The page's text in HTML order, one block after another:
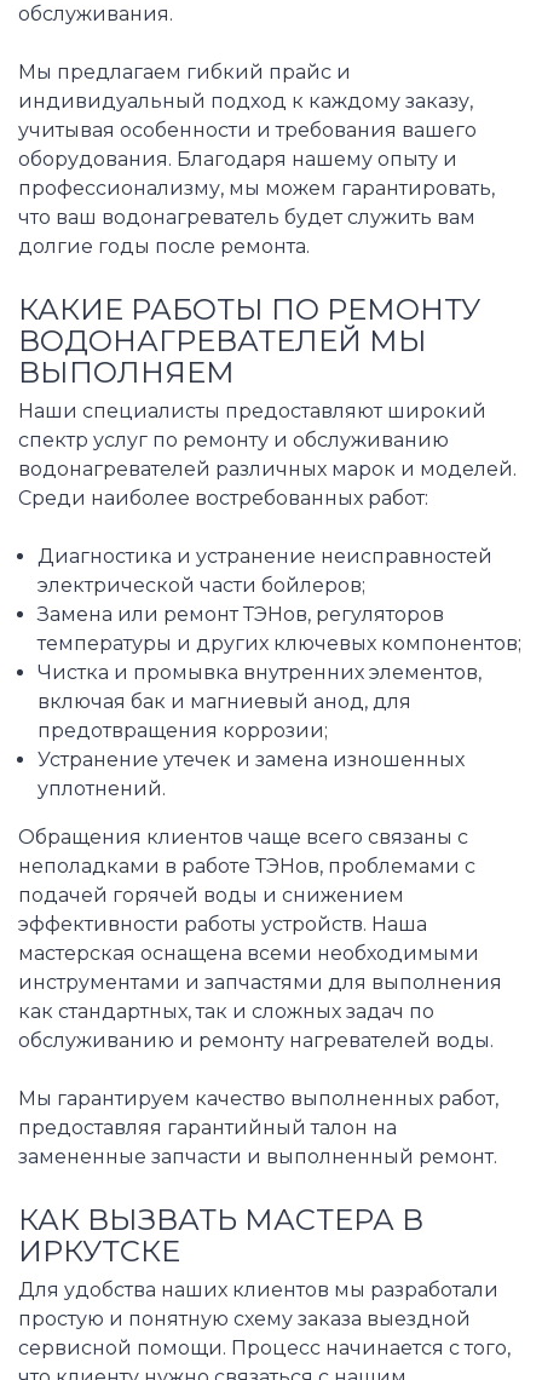
обслуживания.
Мы предлагаем гибкий прайс и
индивидуальный подход к каждому заказу,
учитывая особенности и требования вашего
оборудования. Благодаря нашему опыту и
профессионализму, мы можем гарантировать,
что ваш водонагреватель будет служить вам
долгие годы после ремонта.
КАКИЕ РАБОТЫ ПО РЕМОНТУ
ВОДОНАГРЕВАТЕЛЕЙ МЫ
ВЫПОЛНЯЕМ
Наши специалисты предоставляют широкий
спектр услуг по ремонту и обслуживанию
водонагревателей различных марок и моделей.
Среди наиболее востребованных работ:
Диагностика и устранение неисправностей
электрической части бойлеров;
Замена или ремонт ТЭНов, регуляторов
температуры и других ключевых компонентов;
Чистка и промывка внутренних элементов,
включая бак и магниевый анод, для
предотвращения коррозии;
Устранение утечек и замена изношенных
уплотнений.
Обращения клиентов чаще всего связаны с
неполадками в работе ТЭНов, проблемами с
подачей горячей воды и снижением
эффективности работы устройств. Наша
мастерская оснащена всеми необходимыми
инструментами и запчастями для выполнения
как стандартных, так и сложных задач по
обслуживанию и ремонту нагревателей воды.
Мы гарантируем качество выполненных работ,
предоставляя гарантийный талон на
замененные запчасти и выполненный ремонт.
КАК ВЫЗВАТЬ МАСТЕРА В
ИРКУТСКЕ
Для удобства наших клиентов мы разработали
простую и понятную схему заказа выездной
сервисной помощи. Процесс начинается с того,